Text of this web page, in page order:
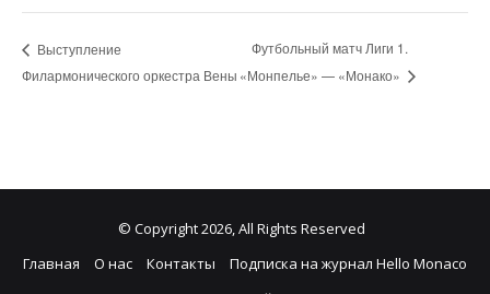
Выступление
Филармонического оркестра Вены
Футбольный матч Лиги 1.
«Монпелье» — «Монако»
© Copyright 2026, All Rights Reserved
Главная
О нас Контакты
Подписка на журнал Hello Monaco